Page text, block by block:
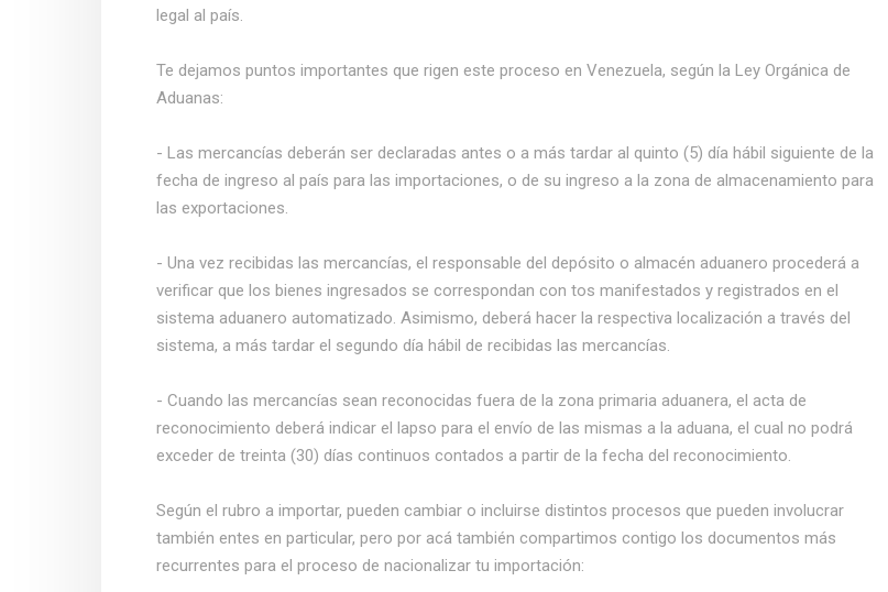
legal al país.
Te dejamos puntos importantes que rigen este proceso en Venezuela, según la Ley Orgánica de
Aduanas:
- Las mercancías deberán ser declaradas antes o a más tardar al quinto (5) día hábil siguiente de la
fecha de ingreso al país para las importaciones, o de su ingreso a la zona de almacenamiento para
las exportaciones.
- Una vez recibidas las mercancías, el responsable del depósito o almacén aduanero procederá a
verificar que los bienes ingresados se correspondan con tos manifestados y registrados en el
sistema aduanero automatizado. Asimismo, deberá hacer la respectiva localización a través del
sistema, a más tardar el segundo día hábil de recibidas las mercancías.
- Cuando las mercancías sean reconocidas fuera de la zona primaria aduanera, el acta de
reconocimiento deberá indicar el lapso para el envío de las mismas a la aduana, el cual no podrá
exceder de treinta (30) días continuos contados a partir de la fecha del reconocimiento.
Según el rubro a importar, pueden cambiar o incluirse distintos procesos que pueden involucrar
también entes en particular, pero por acá también compartimos contigo los documentos más
recurrentes para el proceso de nacionalizar tu importación: